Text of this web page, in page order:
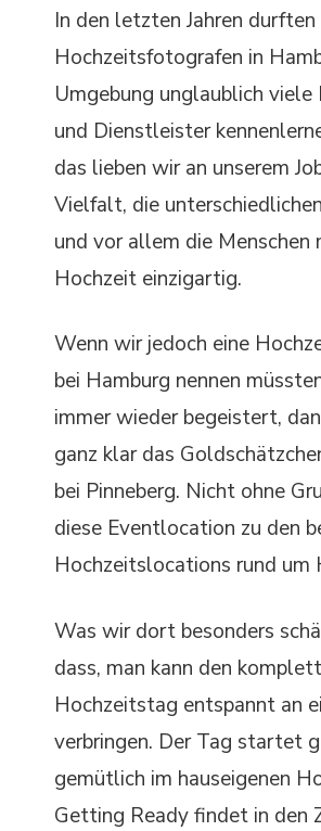
In den letzten Jahren
Hochzeitsfotografen in
Umgebung unglaublich viele
und Dienstleister
das lieben wir an unserem
Vielfalt, die
und vor allem die Menschen
Hochzeit einzigartig.
Wenn wir jedoch eine
bei Hamburg nennen
immer wieder begeistert,
ganz klar das
bei Pinneberg. Nicht ohne
diese Eventlocation zu den
Hochzeitslocations rund um
Was wir dort besonders
dass, man kann den
Hochzeitstag entspannt an
verbringen. Der Tag startet
gemütlich im hauseigenen
Getting Ready findet in den